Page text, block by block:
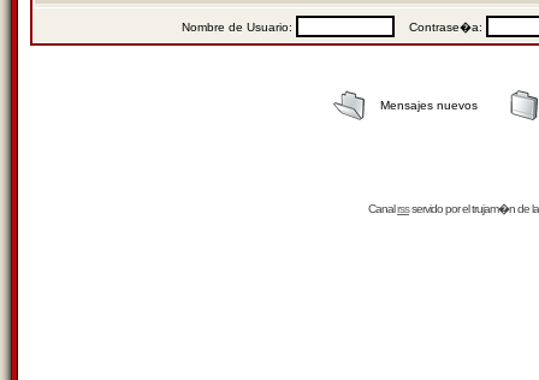
Nombre de Usuario: Contrase�a:
Mensajes nuevos
Canalrssservido por eltrujam�nde